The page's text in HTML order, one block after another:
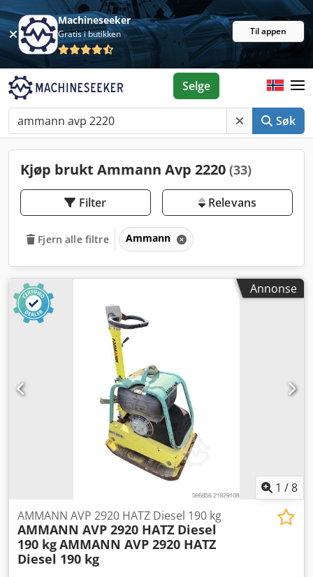
Machineseeker
Gratis i butikken Til appen
Søk
Selge
Kjøp brukt Ammann Avp 2220 (33)
Filter Relevans
Fjern alle filtre Ammann
Annonse
1 /8
AMMANN AVP 2920 HATZ Diesel 190 kg
AMMANN AVP 2920 HATZ Diesel
190 kgAMMANN AVP 2920 HATZ
Diesel 190 kg